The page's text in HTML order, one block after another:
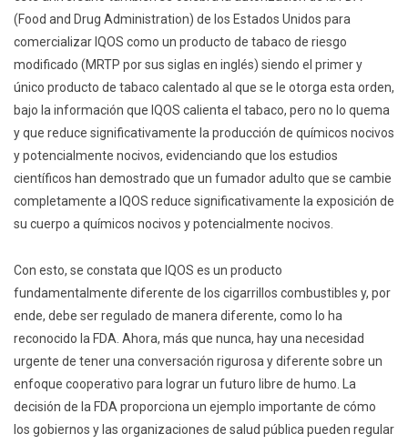
(Food and Drug Administration) de los Estados Unidos para
comercializar IQOS como un producto de tabaco de riesgo
modificado (MRTP por sus siglas en inglés) siendo el primer y
único producto de tabaco calentado al que se le otorga esta orden,
bajo la información que IQOS calienta el tabaco, pero no lo quema
y que reduce significativamente la producción de químicos nocivos
y potencialmente nocivos, evidenciando que los estudios
científicos han demostrado que un fumador adulto que se cambie
completamente a IQOS reduce significativamente la exposición de
su cuerpo a químicos nocivos y potencialmente nocivos.
Con esto, se constata que IQOS es un producto
fundamentalmente diferente de los cigarrillos combustibles y, por
ende, debe ser regulado de manera diferente, como lo ha
reconocido la FDA. Ahora, más que nunca, hay una necesidad
urgente de tener una conversación rigurosa y diferente sobre un
enfoque cooperativo para lograr un futuro libre de humo. La
decisión de la FDA proporciona un ejemplo importante de cómo
los gobiernos y las organizaciones de salud pública pueden regular